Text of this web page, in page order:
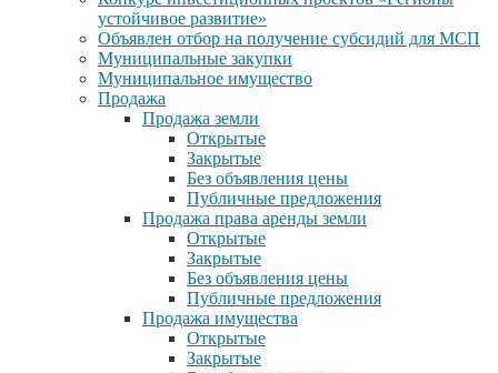
устойчивое развитие»
Объявлен отбор на получение субсидий для МСП
Муниципальные закупки
Муниципальное имущество
Продажа
Продажа земли
Открытые
Закрытые
Без объявления цены
Публичные предложения
Продажа права аренды земли
Открытые
Закрытые
Без объявления цены
Публичные предложения
Продажа имущества
Открытые
Закрытые